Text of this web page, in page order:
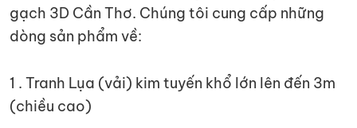
gạch 3D Cần Thơ. Chúng tôi cung cấp những
dòng sản phẩm về:
1 . Tranh Lụa (vải) kim tuyến khổ lớn lên đến 3m
(chiều cao)